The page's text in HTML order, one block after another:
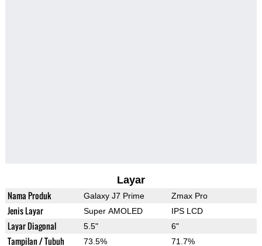
Layar
Nama Produk Galaxy J7 Prime Zmax Pro
Jenis Layar Super AMOLED IPS LCD
Layar Diagonal 5.5" 6"
Tampilan / Tubuh 73.5% 71.7%